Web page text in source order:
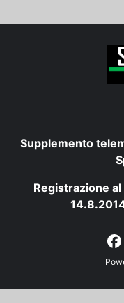
Supplemento
Registrazione